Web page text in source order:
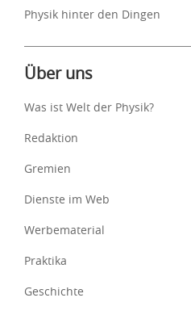
Physik hinter den Dingen
Über uns
Was ist Welt der Physik?
Redaktion
Gremien
Dienste im Web
Werbematerial
Praktika
Geschichte